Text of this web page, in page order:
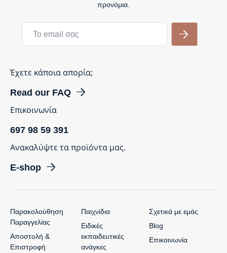
προνόμια.
Έχετε κάποια απορία;
Read our FAQ
Επικοινωνία
697 98 59 391
Ανακαλύψτε τα προϊόντα μας.
E-shop
Σχετικά με εμάς
Blog
Επικοινωνία
Παιχνίδια
Ειδικές
εκπαιδευτικές
ανάγκες
Παρακολούθηση
Παραγγελίας
Αποστολή &
Επιστροφή